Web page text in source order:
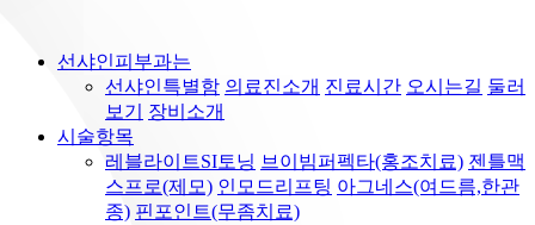
선샤인피부과는
선샤인특별함 의료진소개 진료시간 오시는길 둘러
보기
장비소개
시술항목
레블라이트SI토닝 브이빔퍼펙타(홍조치료) 젠틀맥
스프로(제모) 인모드리프팅 아그네스(여드름,한관
종) 핀포인트(무좀치료)